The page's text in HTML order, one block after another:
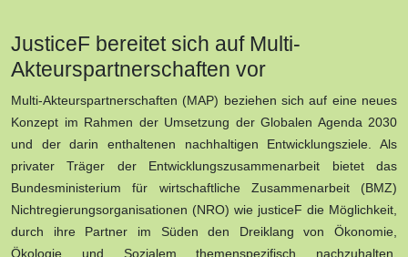
JusticeF bereitet sich auf Multi-
Akteurspartnerschaften vor
Multi-Akteurspartnerschaften (MAP) beziehen sich auf eine neues
Konzept im Rahmen der Umsetzung der Globalen Agenda 2030
und der darin enthaltenen nachhaltigen Entwicklungsziele. Als
privater Träger der Entwicklungszusammenarbeit bietet das
Bundesministerium für wirtschaftliche Zusammenarbeit (BMZ)
Nichtregierungsorganisationen (NRO) wie justiceF die Möglichkeit,
durch ihre Partner im Süden den Dreiklang von Ökonomie,
Ökologie und Sozialem themenspezifisch nachzuhalten.